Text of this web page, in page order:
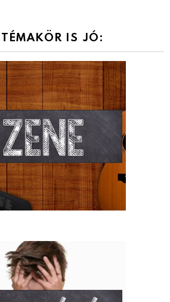
IS JÓ: